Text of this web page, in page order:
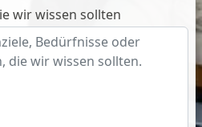
wir wissen sollten